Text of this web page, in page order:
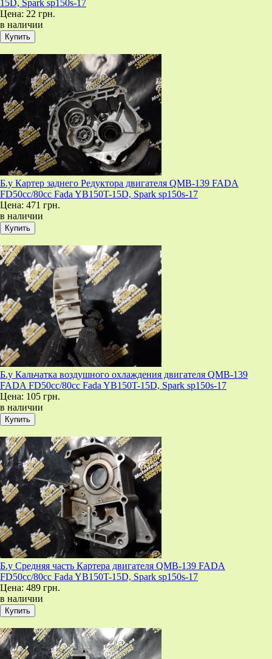
15D, Spark sp150s-17
Цена: 22 грн.
в наличии
Б.у Картер заднего Редуктора двигателя QMB-139 FADA
FD50cc/80cc Fada YB150T-15D, Spark sp150s-17
Цена: 471 грн.
в наличии
Б.у Кальчатка воздушного охлаждения двигателя QMB-139
FADA FD50cc/80cc Fada YB150T-15D, Spark sp150s-17
Цена: 105 грн.
в наличии
Б.у Средняя часть Картера двигателя QMB-139 FADA
FD50cc/80cc Fada YB150T-15D, Spark sp150s-17
Цена: 489 грн.
в наличии